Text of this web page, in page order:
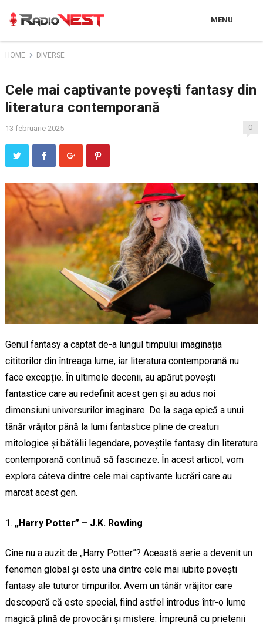
MENU
HOME DIVERSE
Cele mai captivante povești fantasy din
literatura contemporană
13 februarie 2025 0
Genul fantasy a captat de-a lungul timpului imaginația
cititorilor din întreaga lume, iar literatura contemporană nu
face excepție. În ultimele decenii, au apărut povești
fantastice care au redefinit acest gen și au adus noi
dimensiuni universurilor imaginare. De la saga epică a unui
tânăr vrăjitor până la lumi fantastice pline de creaturi
mitologice și bătălii legendare, poveștile fantasy din literatura
contemporană continuă să fascineze. În acest articol, vom
explora câteva dintre cele mai captivante lucrări care au
marcat acest gen.
„Harry Potter” – J.K. Rowling
Cine nu a auzit de „Harry Potter”? Această serie a devenit un
fenomen global și este una dintre cele mai iubite povești
fantasy ale tuturor timpurilor. Avem un tânăr vrăjitor care
descoperă că este special, fiind astfel introdus într-o lume
magică plină de provocări și mistere. Împreună cu prietenii